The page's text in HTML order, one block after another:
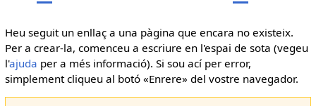
Heu seguit un enllaç a una pàgina que encara no existeix.
Per a crear-la, comenceu a escriure en l'espai de sota (vegeu
l'ajuda per a més informació). Si sou ací per error,
simplement cliqueu al botó «Enrere» del vostre navegador.